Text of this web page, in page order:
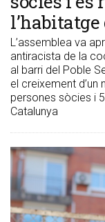
L’assemblea va
antiracista de la
al barri del Poble
el creixement
persones sòcies i
Catalunya